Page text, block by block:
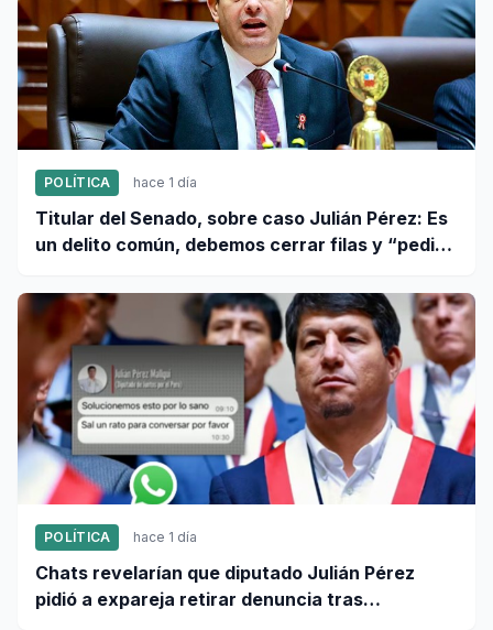
POLÍTICA hace 1 día
Titular del Senado, sobre caso Julián Pérez: Es
un delito común, debemos cerrar filas y “pedir
POLÍTICA hace 1 día
Chats revelarían que diputado Julián Pérez
pidió a expareja retirar denuncia tras